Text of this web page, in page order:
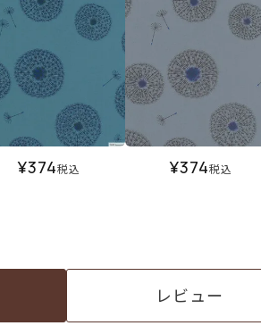
¥374税込 ¥374税込
レビュー